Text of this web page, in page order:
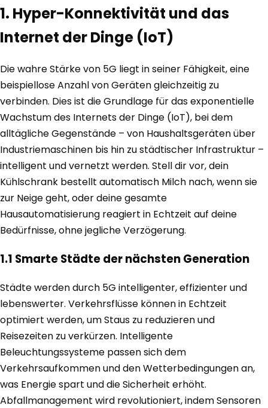
1. Hyper-Konnektivität und das
Internet der Dinge (IoT)
Die wahre Stärke von 5G liegt in seiner Fähigkeit, eine
beispiellose Anzahl von Geräten gleichzeitig zu
verbinden. Dies ist die Grundlage für das exponentielle
Wachstum des Internets der Dinge (IoT), bei dem
alltägliche Gegenstände – von Haushaltsgeräten über
Industriemaschinen bis hin zu städtischer Infrastruktur –
intelligent und vernetzt werden. Stell dir vor, dein
Kühlschrank bestellt automatisch Milch nach, wenn sie
zur Neige geht, oder deine gesamte
Hausautomatisierung reagiert in Echtzeit auf deine
Bedürfnisse, ohne jegliche Verzögerung.
1.1 Smarte Städte der nächsten Generation
Städte werden durch 5G intelligenter, effizienter und
lebenswerter. Verkehrsflüsse können in Echtzeit
optimiert werden, um Staus zu reduzieren und
Reisezeiten zu verkürzen. Intelligente
Beleuchtungssysteme passen sich dem
Verkehrsaufkommen und den Wetterbedingungen an,
was Energie spart und die Sicherheit erhöht.
Abfallmanagement wird revolutioniert, indem Sensoren